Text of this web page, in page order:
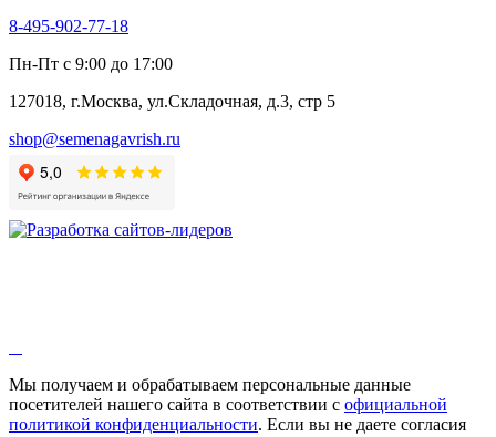
8-495-902-77-18
Пн-Пт с 9:00 до 17:00
127018, г.Москва, ул.Складочная, д.3, стр 5
shop@semenagavrish.ru
Мы получаем и обрабатываем персональные данные
посетителей нашего сайта в соответствии с официальной
политикой конфиденциальности. Если вы не даете согласия